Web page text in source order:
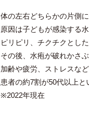
体の左右どちらかの片側
原因は子どもが感染する
ピリピリ、チクチクとし
その後、水疱が破れかさ
加齢や疲労、ストレスな
患者の約7割が50代以上と
※2022年現在